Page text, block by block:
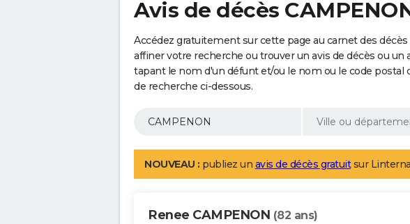
Avis de décès
Accédez gratuitement sur cette page au carnet des décès
affiner votre recherche ou trouver un avis de décès ou un
tapant le nom d'un défunt et/ou le nom ou le code
de recherche ci-dessous.
NOUVEAU : publiez un avis de décès gratuitsur
Renee CAMPENON (82 ans)